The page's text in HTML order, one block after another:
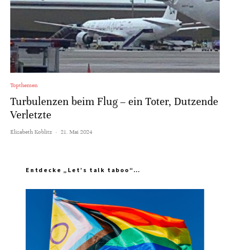
Topthemen
Turbulenzen beim Flug – ein Toter, Dutzende
Verletzte
Elisabeth Koblitz · 21. Mai 2024
Entdecke „Let’s talk taboo“…